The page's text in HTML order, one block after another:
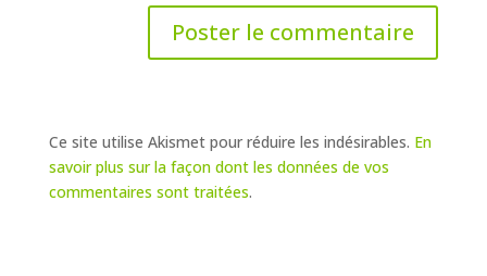
Ce site utilise Akismet pour réduire les indésirables. En
savoir plus sur la façon dont les données de vos
commentaires sont traitées.